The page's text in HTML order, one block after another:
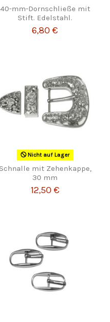
40-mm-Dornschließe mit
Stift. Edelstahl.
6,80 €
Nicht auf Lager
Schnalle mit Zehenkappe,
30 mm
12,50 €